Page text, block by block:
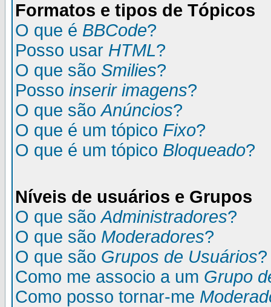
Formatos e tipos de Tópicos
O que é BBCode?
Posso usar HTML?
O que são Smilies?
Posso inserir imagens?
O que sãoAnúncios?
O que é um tópico Fixo?
O que é um tópico Bloqueado?
Níveis de usuários e Grupos
O que sãoAdministradores?
O que são Moderadores?
O que são Grupos de Usuários?
Como me associo a um Grupo
Como posso tornar-me